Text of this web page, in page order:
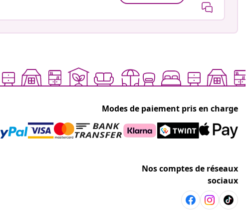
Modes de paiement pris en charge
Nos comptes de réseaux
sociaux